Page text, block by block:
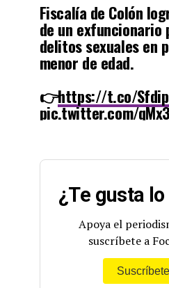
Fiscalía de Colón
de un exfuncionario
delitos sexuales en
menor de edad.
👉https://t.co/
pic.twitter.com/
¿Te gusta
Apoya el
suscríbete a